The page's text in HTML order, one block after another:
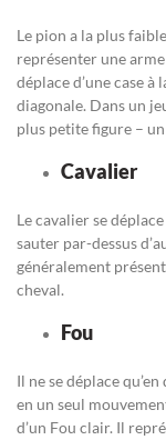
Le pion a la plus
représenter une
déplace d’une case à
diagonale. Dans un
plus petite figure –
Cavalier
Le cavalier se
sauter par-dessus
généralement
cheval.
Fou
Il ne se déplace
en un seul
d’un Fou clair. Il